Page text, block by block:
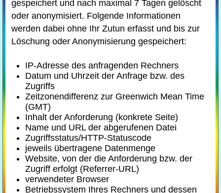
gespeichert und nach maximal 7 Tagen gelöscht
oder anonymisiert. Folgende Informationen
werden dabei ohne Ihr Zutun erfasst und bis zur
Löschung oder Anonymisierung gespeichert:
IP-Adresse des anfragenden Rechners
Datum und Uhrzeit der Anfrage bzw. des
Zugriffs
Zeitzonendifferenz zur Greenwich Mean Time
(GMT)
Inhalt der Anforderung (konkrete Seite)
Name und URL der abgerufenen Datei
Zugriffsstatus/HTTP-Statuscode
jeweils übertragene Datenmenge
Website, von der die Anforderung bzw. der
Zugriff erfolgt (Referrer-URL)
verwendeter Browser
Betriebssystem Ihres Rechners und dessen